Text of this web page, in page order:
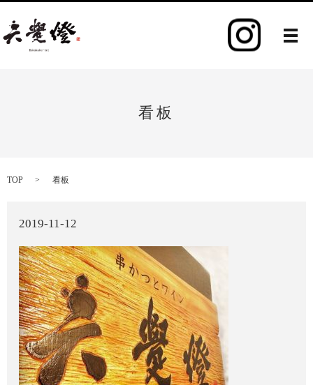
メ
看板
TOP 看板
2019-11-12